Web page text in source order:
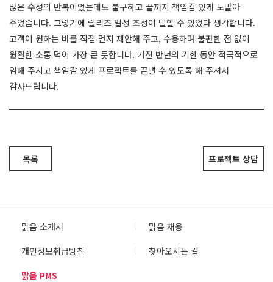
많은 수정의 반복이었는데도 불구하고 끝까지 책임감 있게 도맡아
주었습니다. 그렇기에 릴리즈 일정 조정이 덜할 수 있었다 생각합니다.
고객이 원하는 바를 직접 먼저 제안해 주고, 수용하며 불편한 점 없이
원활한 소통 덕이 가장 큰 듯합니다. 거진 반년의 기한 동안 적극적으로
임해 주시고 책임감 있게 프로젝트를 끝낼 수 있도록 해 주셔서
감사드립니다.
목록 프로젝트 상담
맑음 소개서
맑음 채용
개인정보취급방침
찾아오시는 길
맑음 PMS